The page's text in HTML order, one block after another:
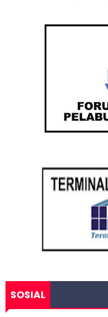
SOSIAL